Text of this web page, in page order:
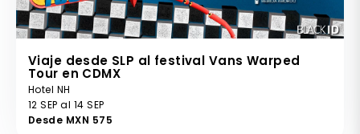
Viaje desde SLP al festival Vans Warped
Tour en CDMX
Hotel NH
12 SEP al 14 SEP
Desde MXN 575